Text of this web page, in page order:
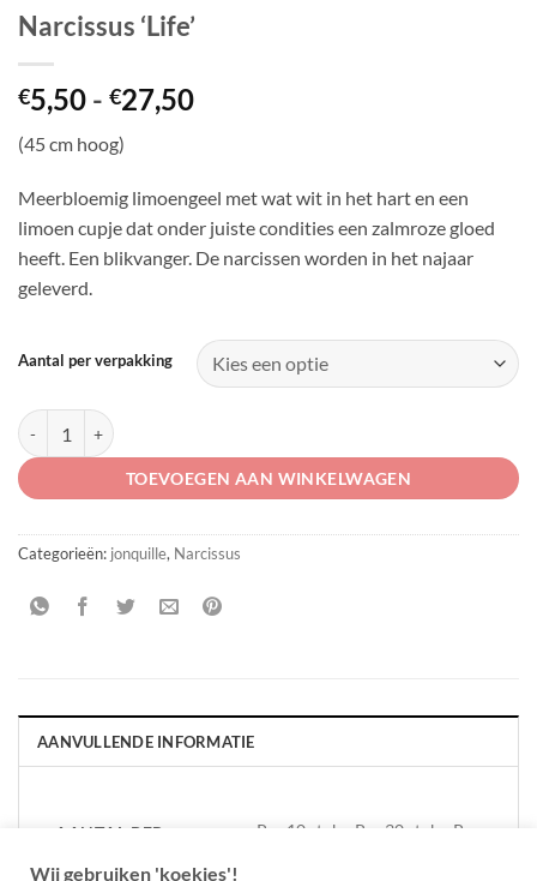
Narcissus ‘Life’
€5,50 - €27,50Prijsklasse:
€27,50
(45 cm hoog)
Meerbloemig limoengeel met wat wit in het hart en een
limoen cupje dat onder juiste condities een zalmroze gloed
heeft. Een blikvanger. De narcissen worden in het najaar
geleverd.
Aantal per verpakking
Narcissus 'Life' aantal
TOEVOEGEN AAN WINKELWAGEN
Categorieën: jonquille, Narcissus
AANVULLENDE INFORMATIE
AANTAL PER
Per 10 stuks, Per 30 stuks, Per
Wij gebruiken 'koekjes'!